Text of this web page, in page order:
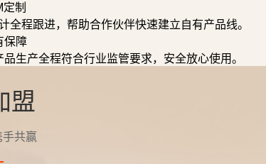
制
程跟进，帮助合作伙伴快速建立自有产品线。
保障
生产全程符合行业监管要求，安全放心使用。
盟
手共赢